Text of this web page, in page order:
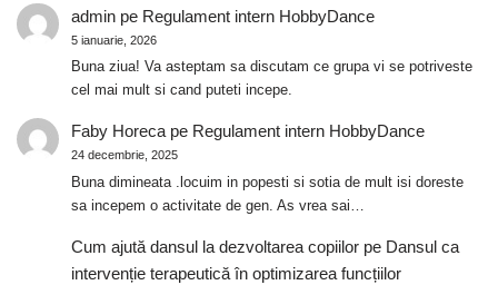
adminpe Regulament intern HobbyDance
5 ianuarie, 2026
Buna ziua! Va asteptam sa discutam ce grupa vi se potriveste
cel mai mult si cand puteti incepe.
Faby Horecape Regulament intern HobbyDance
24 decembrie, 2025
Buna dimineata .locuim in popesti si sotia de mult isi doreste
sa incepem o activitate de gen. As vrea sai…
Cum ajută dansul la dezvoltarea copiilorpe Dansul ca
intervenție terapeutică în optimizarea funcțiilor